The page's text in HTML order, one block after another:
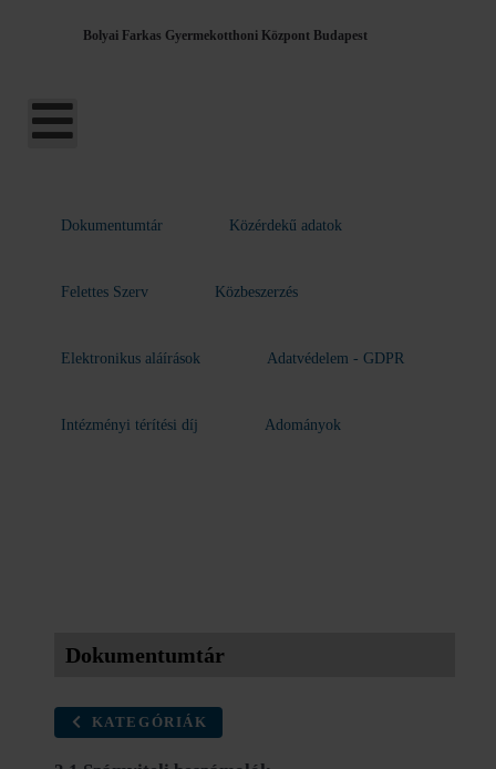
Bolyai Farkas Gyermekotthoni Központ Budapest
Dokumentumtár Közérdekű adatok
Felettes Szerv Közbeszerzés
Elektronikus aláírások Adatvédelem - GDPR
Intézményi térítési díj Adományok
Dokumentumtár
KATEGÓRIÁK